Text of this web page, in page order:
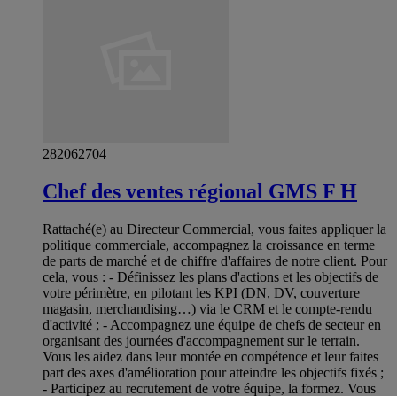
282062704
Chef des ventes régional GMS F H
Rattaché(e) au Directeur Commercial, vous faites appliquer la
politique commerciale, accompagnez la croissance en terme
de parts de marché et de chiffre d'affaires de notre client. Pour
cela, vous : - Définissez les plans d'actions et les objectifs de
votre périmètre, en pilotant les KPI (DN, DV, couverture
magasin, merchandising…) via le CRM et le compte-rendu
d'activité ; - Accompagnez une équipe de chefs de secteur en
organisant des journées d'accompagnement sur le terrain.
Vous les aidez dans leur montée en compétence et leur faites
part des axes d'amélioration pour atteindre les objectifs fixés ;
- Participez au recrutement de votre équipe, la formez. Vous